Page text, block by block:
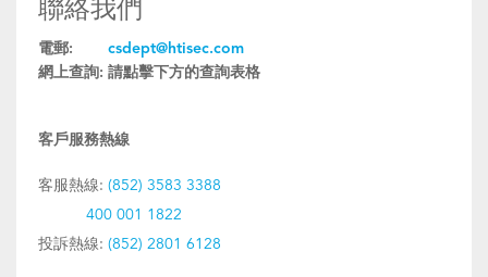
聯絡我們
電郵:
csdept@htisec.com
網上查詢: 請點擊下方的查詢表格
客戶服務熱線
客服熱線: (852) 3583 3388
400 001 1822
投訴熱線: (852) 2801 6128